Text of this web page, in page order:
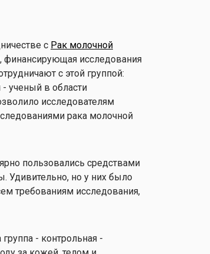
с Рак молочной
финансирующая исследования
с этой группой:
ученый в области
исследователям
рака молочной
пользовались средствами
Удивительно, но у них было
требованиям исследования,
- контрольная -